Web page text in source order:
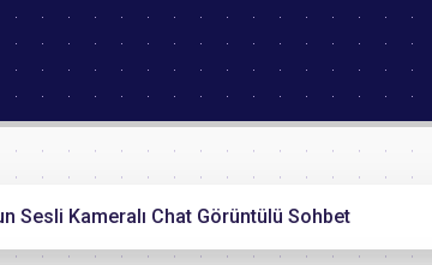
Sesli Kameralı Chat Görüntülü Sohbet